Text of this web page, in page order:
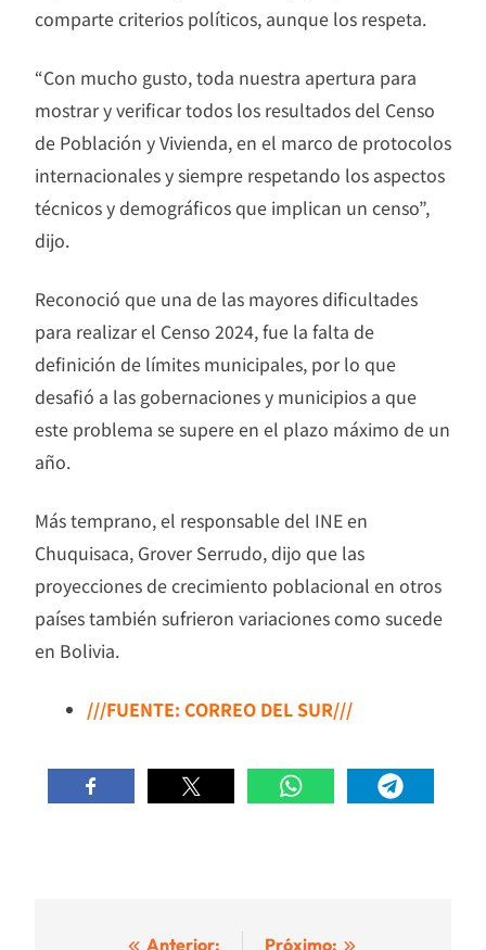
comparte criterios políticos, aunque los respeta.
“Con mucho gusto, toda nuestra apertura para
mostrar y verificar todos los resultados del Censo
de Población y Vivienda, en el marco de protocolos
internacionales y siempre respetando los aspectos
técnicos y demográficos que implican un censo”,
dijo.
Reconoció que una de las mayores dificultades
para realizar el Censo 2024, fue la falta de
definición de límites municipales, por lo que
desafió a las gobernaciones y municipios a que
este problema se supere en el plazo máximo de un
año.
Más temprano, el responsable del INE en
Chuquisaca, Grover Serrudo, dijo que las
proyecciones de crecimiento poblacional en otros
países también sufrieron variaciones como sucede
en Bolivia.
///FUENTE: CORREO DEL SUR///
Anterior: Próximo: